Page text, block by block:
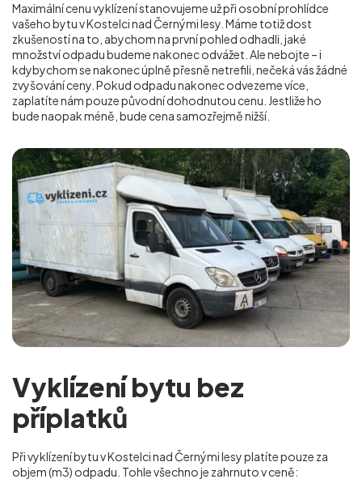
Maximální cenu vyklízení stanovujeme už při osobní prohlídce
vašeho bytu v Kostelci nad Černými lesy. Máme totiž dost
zkušeností na to, abychom na první pohled odhadli, jaké
množství odpadu budeme nakonec odvážet. Ale nebojte – i
kdybychom se nakonec úplně přesně netrefili, nečeká vás žádné
zvyšování ceny. Pokud odpadu nakonec odvezeme více,
zaplatíte nám pouze původní dohodnutou cenu. Jestliže ho
bude naopak méně, bude cena samozřejmě nižší.
Vyklízení bytu bez
příplatků
Při vyklízení bytu v Kostelci nad Černými lesy platíte pouze za
objem (m3) odpadu. Tohle všechno je zahrnuto v ceně: